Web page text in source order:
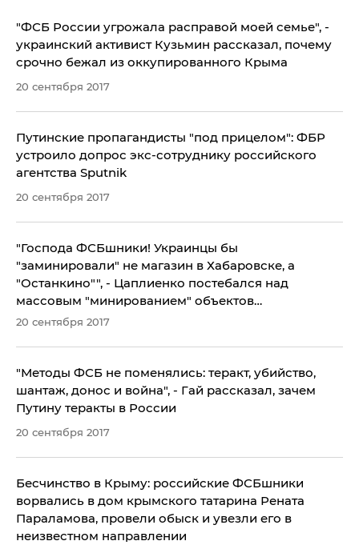
"ФСБ России угрожала расправой моей семье", -
украинский активист Кузьмин рассказал, почему
срочно бежал из оккупированного Крыма
20 сентября 2017
​Путинские пропагандисты "под прицелом": ФБР
устроило допрос экс-сотруднику российского
агентства Sputnik
20 сентября 2017
​"Господа ФСБшники! Украинцы бы
"заминировали" не магазин в Хабаровске, а
"Останкино"", - Цаплиенко постебался над
массовым "минированием" объектов
инфраструктуры в РФ "злобными хохлами"
20 сентября 2017
"Методы ФСБ не поменялись: теракт, убийство,
шантаж, донос и война", - Гай рассказал, зачем
Путину теракты в России
20 сентября 2017
Бесчинство в Крыму: российские ФСБшники
ворвались в дом крымского татарина Рената
Параламова, провели обыск и увезли его в
неизвестном направлении